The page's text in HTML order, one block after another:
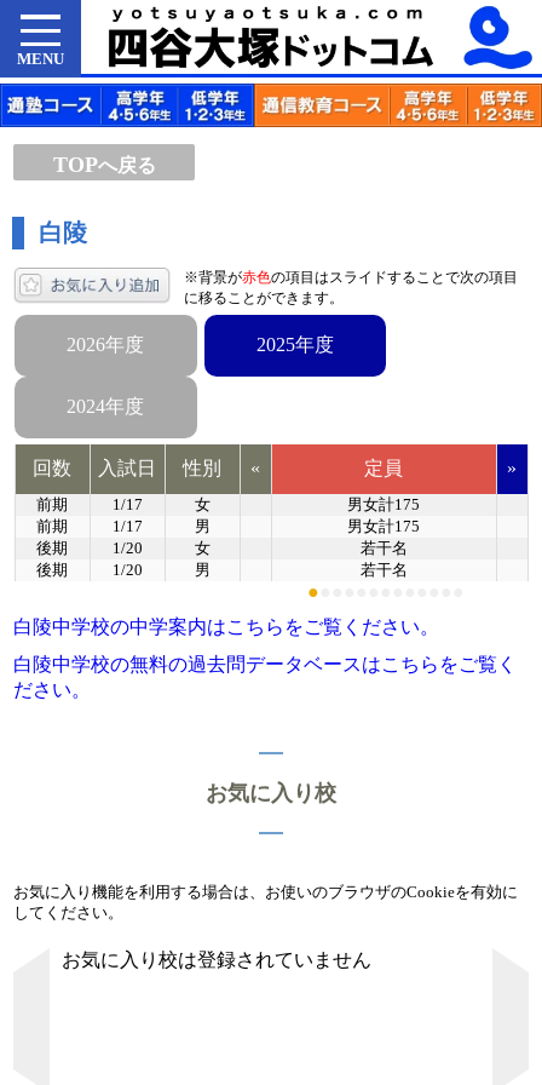
MENU
TOPへ戻る
白陵
※背景が赤色の項目はスライドすることで次の項目
に移ることができます。
2026年度 2025年度
2024年度
回数 入試日 性別 « 定員 »
前期 1/17 女
男女計175
前期
1/17 男
男女計175
後期
1/20 女
若干名
後期
1/20 男 若干名
●
白陵中学校の中学案内はこちらをご覧ください。
白陵中学校の無料の過去問データベースはこちらをご覧く
ださい。
お気に入り校
お気に入り機能を利用する場合は、お使いのブラウザのCookieを有効に
してください。
お気に入り校は登録されていません